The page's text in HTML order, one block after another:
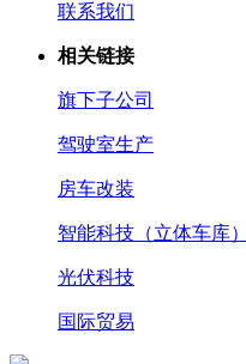
联系我们
相关链接
旗下子公司
驾驶室生产
房车改装
智能科技（立体车库）
光伏科技
国际贸易